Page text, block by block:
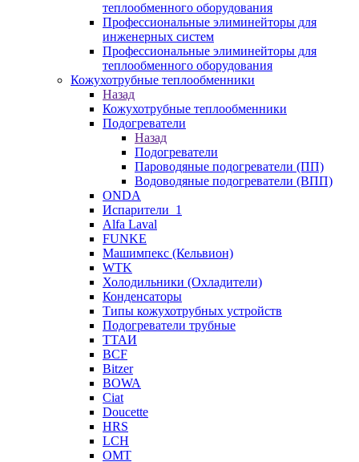
теплообменного оборудования
Профессиональные элиминейторы для
инженерных систем
Профессиональные элиминейторы для
теплообменного оборудования
Кожухотрубные теплообменники
Назад
Кожухотрубные теплообменники
Подогреватели
Назад
Подогреватели
Пароводяные подогреватели (ПП)
Водоводяные подогреватели (ВПП)
ONDA
Испарители_1
Alfa Laval
FUNKE
Машимпекс (Кельвион)
WTK
Холодильники (Охладители)
Конденсаторы
Типы кожухотрубных устройств
Подогреватели трубные
ТТАИ
BCF
Bitzer
BOWA
Ciat
Doucette
HRS
LCH
OMT